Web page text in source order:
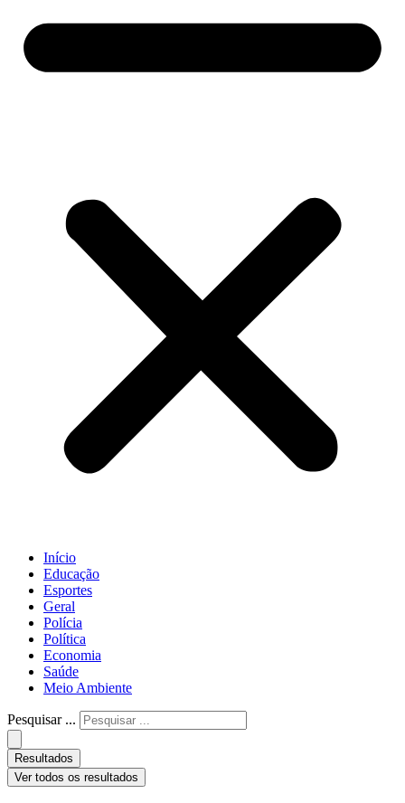
Início
Educação
Esportes
Geral
Polícia
Política
Economia
Saúde
Meio Ambiente
Pesquisar ...
Resultados
Ver todos os resultados